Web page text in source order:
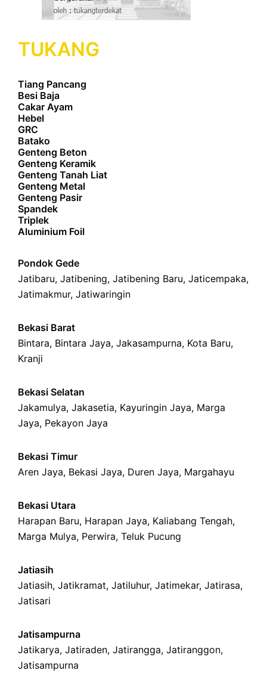
TUKANG
Tiang Pancang
Besi Baja
Cakar Ayam
Hebel
GRC
Batako
Genteng Beton
Genteng Keramik
Genteng Tanah Liat
Genteng Metal
Genteng Pasir
Spandek
Triplek
Aluminium Foil
Pondok Gede
Jatibaru, Jatibening, Jatibening Baru, Jaticempaka,
Jatimakmur, Jatiwaringin
Bekasi Barat
Bintara, Bintara Jaya, Jakasampurna, Kota Baru,
Kranji
Bekasi Selatan
Jakamulya, Jakasetia, Kayuringin Jaya, Marga
Jaya, Pekayon Jaya
Bekasi Timur
Aren Jaya, Bekasi Jaya, Duren Jaya, Margahayu
Bekasi Utara
Harapan Baru, Harapan Jaya, Kaliabang Tengah,
Marga Mulya, Perwira, Teluk Pucung
Jatiasih
Jatiasih, Jatikramat, Jatiluhur, Jatimekar, Jatirasa,
Jatisari
Jatisampurna
Jatikarya, Jatiraden, Jatirangga, Jatiranggon,
Jatisampurna